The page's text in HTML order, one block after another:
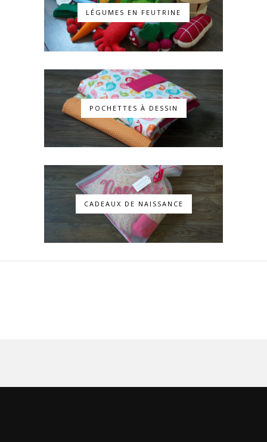
LÉGUMES EN FEUTRINE
POCHETTES À DESSIN
CADEAUX DE NAISSANCE